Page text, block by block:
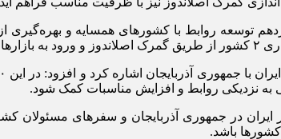
توسعه روابط با کشورهای همسایه و
شود.
به نزدیکی روابط و افزایش مناسبات کمک شود.
ایران در جمهوری آذربایجان و سفرهای مسئولان
باشد.